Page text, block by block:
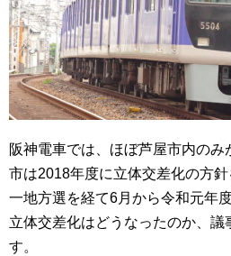
阪神電車では、ほぼ芦屋市内の
市は2018年度に立体交差化の方
一地方選を経て6月から令和元年
立体交差化はどうなったのか、議
す。